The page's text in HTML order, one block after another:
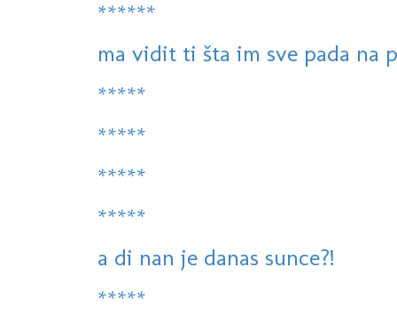
******
ma vidit ti šta im sve pada na
*****
*****
*****
*****
a di nan je danas sunce?!
*****